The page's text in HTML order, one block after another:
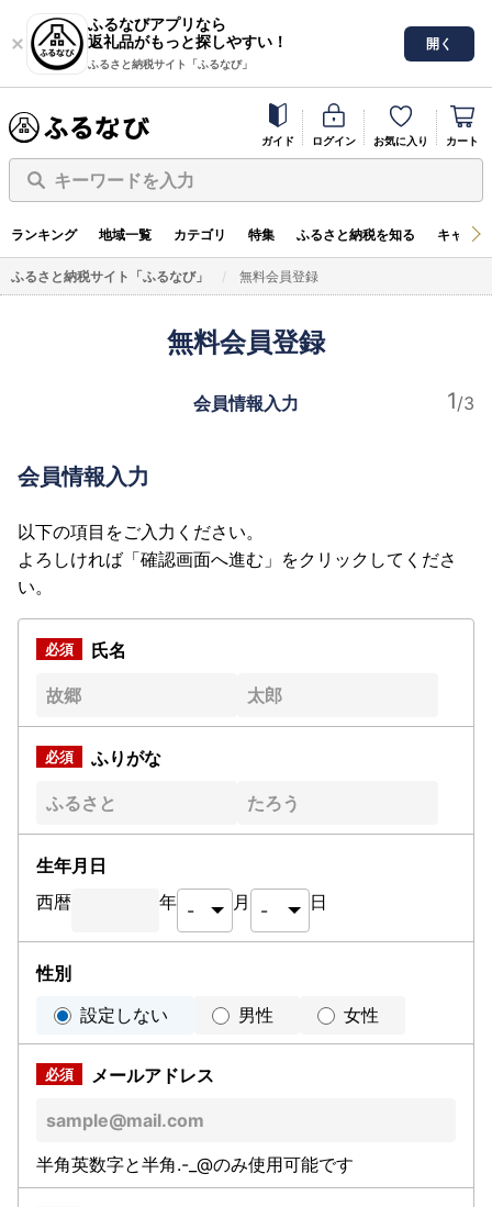
ふるなびアプリなら
返礼品がもっと探しやすい！
ふるさと納税サイト「ふるなび」
開く
ガイド ログイン お気に入り カート
キーワードを入力
ランキング 地域一覧 カテゴリ 特集 ふるさと納税を知る キャン
ふるさと納税サイト「ふるなび」 無料会員登録
無料会員登録
会員情報入力
会員情報入力
以下の項目をご入力ください。
よろしければ「確認画面へ進む」をクリックしてくださ
い。
氏名
ふりがな
生年月日
西暦
年 月 日
性別
設定しない
男性 女性
メールアドレス
半角英数字と半角.-_@のみ使用可能です